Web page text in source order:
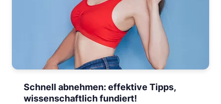
Schnell abnehmen: effektive Tipps,
wissenschaftlich fundiert!